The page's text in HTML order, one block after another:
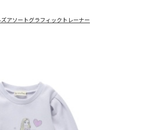
ズアソートグラフィックトレーナー